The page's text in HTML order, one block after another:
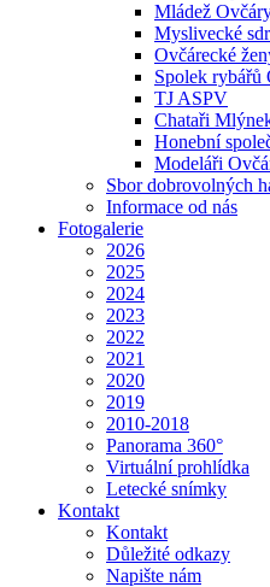
Mládež
Myslivecké
Ovčárecké
Spolek rybářů
TJ ASPV
Chataři
Honební
Modeláři
Sbor dobrovolných
Informace od nás
Fotogalerie
2026
2025
2024
2023
2022
2021
2020
2019
2010-2018
Panorama 360°
Virtuální prohlídka
Letecké snímky
Kontakt
Kontakt
Důležité odkazy
Napište nám